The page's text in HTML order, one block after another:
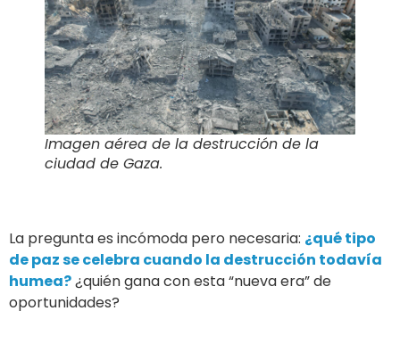
Imagen aérea de la destrucción de la
ciudad de Gaza.
La pregunta es incómoda pero necesaria: ¿qué tipo
de paz se celebra cuando la destrucción todavía
humea?¿quién gana con esta “nueva era” de
oportunidades?